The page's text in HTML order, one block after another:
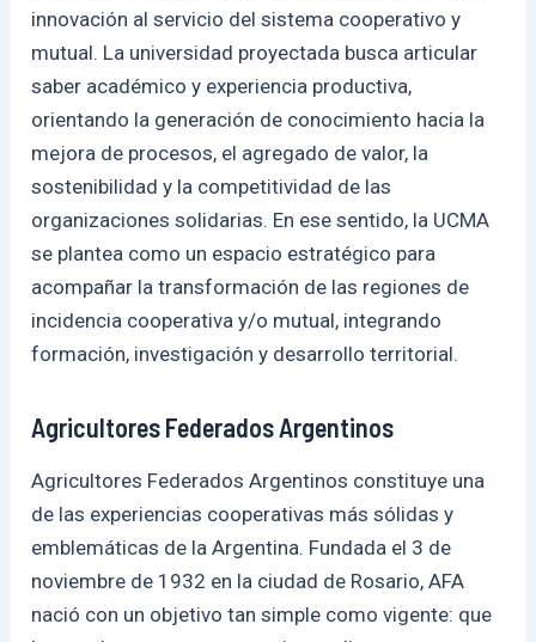
innovación al servicio del sistema cooperativo y
mutual. La universidad proyectada busca articular
saber académico y experiencia productiva,
orientando la generación de conocimiento hacia la
mejora de procesos, el agregado de valor, la
sostenibilidad y la competitividad de las
organizaciones solidarias. En ese sentido, la UCMA
se plantea como un espacio estratégico para
acompañar la transformación de las regiones de
incidencia cooperativa y/o mutual, integrando
formación, investigación y desarrollo territorial.
Agricultores Federados Argentinos
Agricultores Federados Argentinos constituye una
de las experiencias cooperativas más sólidas y
emblemáticas de la Argentina. Fundada el 3 de
noviembre de 1932 en la ciudad de Rosario, AFA
nació con un objetivo tan simple como vigente: que